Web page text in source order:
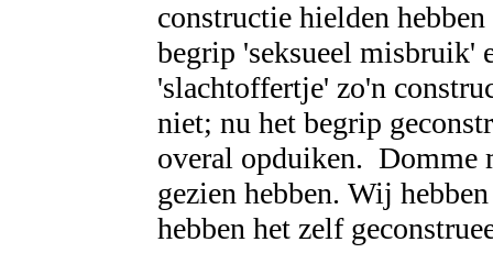
constructie hielden
begrip 'seksueel misbruik'
'slachtoffertje' zo'n
niet; nu het begrip
overal opduiken. Domme
gezien hebben. Wij
hebben het zelf